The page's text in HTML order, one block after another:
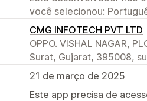
você selecionou:
CMG INFOTECH PVT LTD
OPPO. VISHAL NAGAR,
Surat, Gujarat, 395008,
21 de março de 2025
Este app precisa de